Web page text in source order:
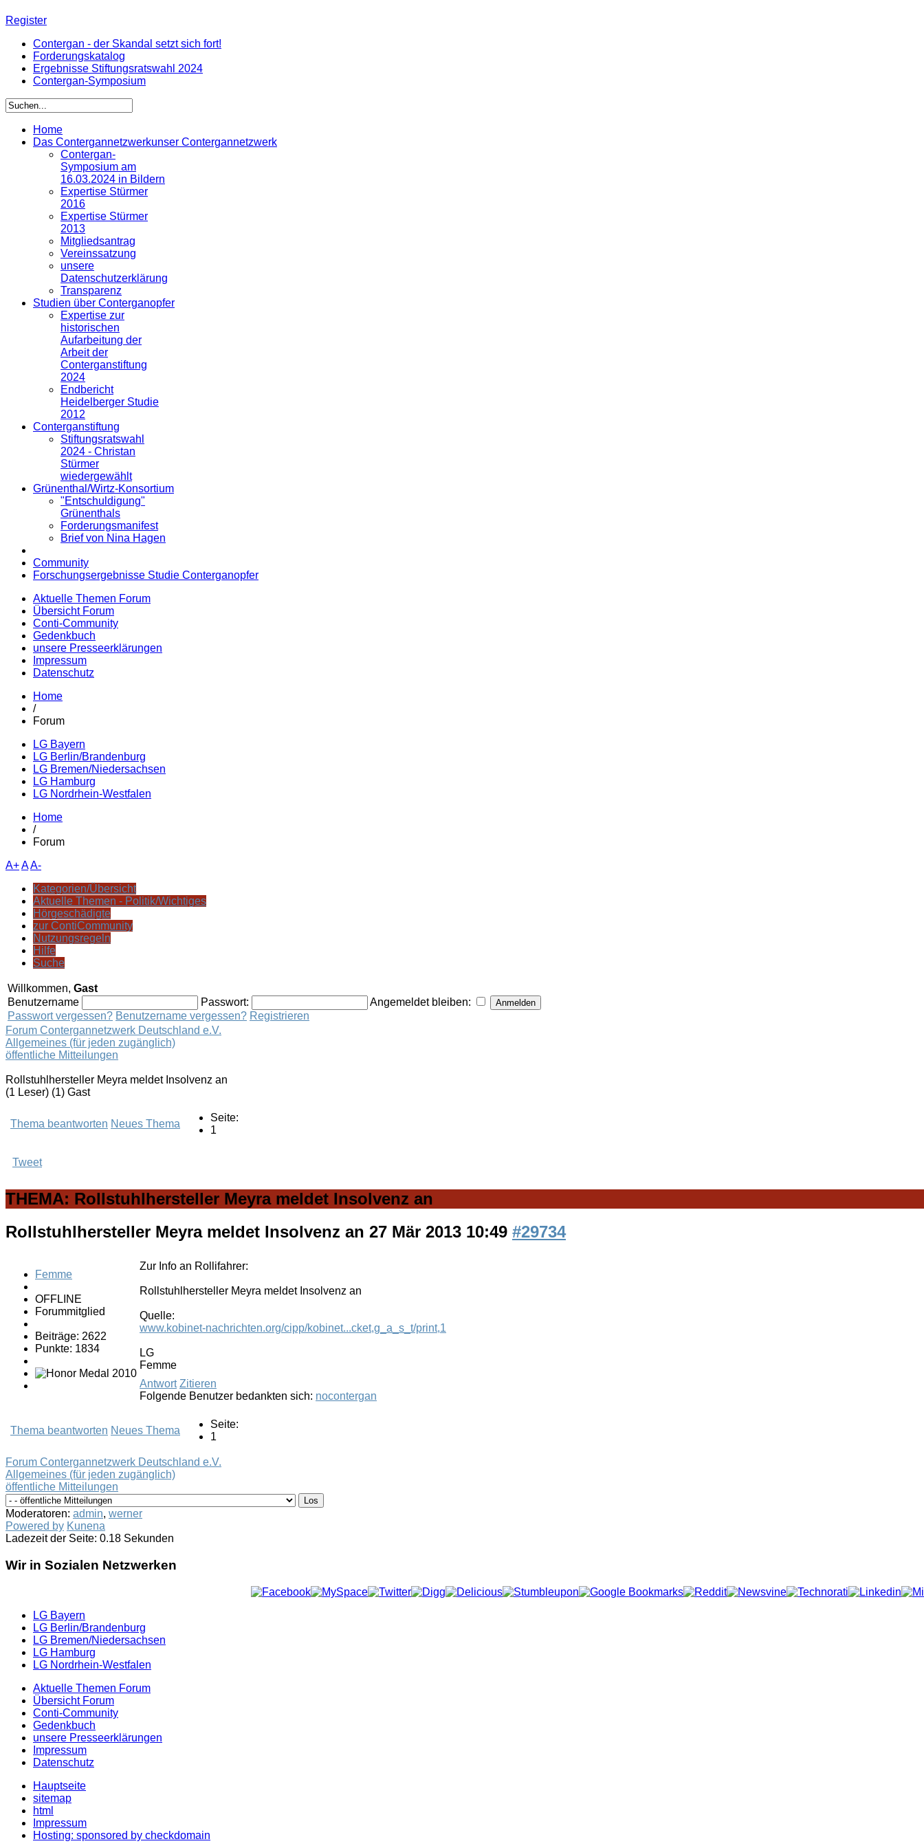
Register
Contergan - der Skandal setzt sich fort!
Forderungskatalog
Ergebnisse Stiftungsratswahl 2024
Contergan-Symposium
Home
Das Contergannetzwerkunser Contergannetzwerk
Contergan-
Symposium am
16.03.2024 in Bildern
Expertise Stürmer
2016
Expertise Stürmer
2013
Mitgliedsantrag
Vereinssatzung
unsere
Datenschutzerklärung
Transparenz
Studien über Conterganopfer
Expertise zur
historischen
Aufarbeitung der
Arbeit der
Conterganstiftung
2024
Endbericht
Heidelberger Studie
2012
Conterganstiftung
Stiftungsratswahl
2024 - Christan
Stürmer
wiedergewählt
Grünenthal/Wirtz-Konsortium
"Entschuldigung"
Grünenthals
Forderungsmanifest
Brief von Nina Hagen
Community
Forschungsergebnisse Studie Conterganopfer
Aktuelle Themen Forum
Übersicht Forum
Conti-Community
Gedenkbuch
unsere Presseerklärungen
Impressum
Datenschutz
Home
/
Forum
LG Bayern
LG Berlin/Brandenburg
LG Bremen/Niedersachsen
LG Hamburg
LG Nordrhein-Westfalen
Home
/
Forum
A+AA-
Kategorien/Übersicht
Aktuelle Themen - Politik/Wichtiges
Hörgeschädigte
zur ContiCommunity
Nutzungsregeln
Hilfe
Suche
Willkommen, Gast
Benutzername
Passwort:
Angemeldet bleiben:
Passwort vergessen? Benutzername vergessen? Registrieren
Forum Contergannetzwerk Deutschland e.V.
Allgemeines (für jeden zugänglich)
öffentliche Mitteilungen
Rollstuhlhersteller Meyra meldet Insolvenz an
(1 Leser) (1) Gast
Thema beantworten Neues Thema
Seite:
1
Tweet
THEMA: Rollstuhlhersteller Meyra meldet Insolvenz an
Rollstuhlhersteller Meyra meldet Insolvenz an 27 Mär 2013 10:49 #29734
Femme
OFFLINE
Forummitglied
Beiträge: 2622
Punkte: 1834
Zur Info an Rollifahrer:
Rollstuhlhersteller Meyra meldet Insolvenz an
Quelle:
www.kobinet-nachrichten.org/cipp/kobinet...cket,g_a_s_t/print,1
LG
Femme
Antwort Zitieren
Folgende Benutzer bedankten sich: nocontergan
Thema beantworten Neues Thema
Seite:
1
Forum Contergannetzwerk Deutschland e.V.
Allgemeines (für jeden zugänglich)
öffentliche Mitteilungen
Moderatoren: admin, werner
Powered by Kunena
Ladezeit der Seite: 0.18 Sekunden
Wir in Sozialen Netzwerken
LG Bayern
LG Berlin/Brandenburg
LG Bremen/Niedersachsen
LG Hamburg
LG Nordrhein-Westfalen
Aktuelle Themen Forum
Übersicht Forum
Conti-Community
Gedenkbuch
unsere Presseerklärungen
Impressum
Datenschutz
Hauptseite
sitemap
html
Impressum
Hosting: sponsored by checkdomain